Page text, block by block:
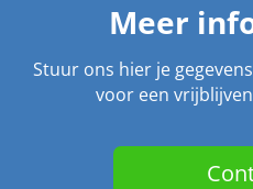
Meer
Stuur ons hier je
voor een